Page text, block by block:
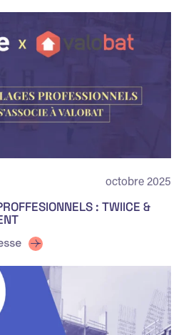
octobre 2025
: TWIICE &